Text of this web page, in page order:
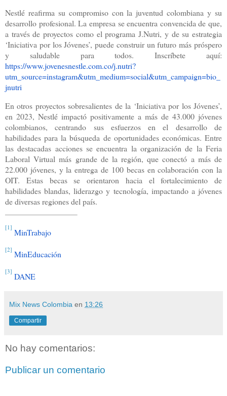
Nestlé reafirma su compromiso con la juventud colombiana y su
desarrollo profesional. La empresa se encuentra convencida de que,
a través de proyectos como el programa J.Nutri, y de su estrategia
‘Iniciativa por los Jóvenes’, puede construir un futuro más próspero
y saludable para todos. Inscríbete aquí:
https://www.jovenesnestle.com.co/j.nutri?
utm_source=instagram&utm_medium=social&utm_campaign=bio_
jnutri
En otros proyectos sobresalientes de la ‘Iniciativa por los Jóvenes’,
en 2023, Nestlé impactó positivamente a más de 43.000 jóvenes
colombianos, centrando sus esfuerzos en el desarrollo de
habilidades para la búsqueda de oportunidades económicas. Entre
las destacadas acciones se encuentra la organización de la Feria
Laboral Virtual más grande de la región, que conectó a más de
22.000 jóvenes, y la entrega de 100 becas en colaboración con la
OIT. Estas becas se orientaron hacia el fortalecimiento de
habilidades blandas, liderazgo y tecnología, impactando a jóvenes
de diversas regiones del país.
[1] MinTrabajo
[2] MinEducación
[3] DANE
Mix News Colombia en 13:26
Compartir
No hay comentarios:
Publicar un comentario